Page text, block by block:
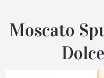
Moscato
Dolce